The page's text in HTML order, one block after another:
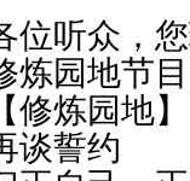
位听众，
炼园地节
【修炼园地】
谈誓约